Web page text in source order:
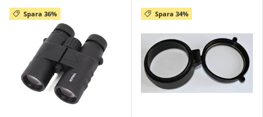
Spara 36% Spara 34%